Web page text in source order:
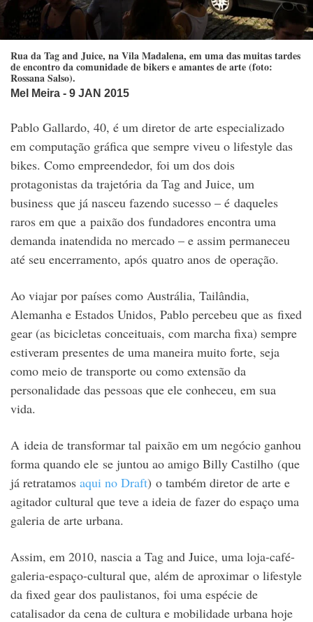
Rua da Tag and Juice, na Vila Madalena, em uma das muitas tardes
de encontro da comunidade de bikers e amantes de arte (foto:
Rossana Salso).
Mel Meira - 9 JAN 2015
Pablo Gallardo, 40, é um diretor de arte especializado
em computação gráfica que sempre viveu o lifestyle das
bikes. Como empreendedor, foi um dos dois
protagonistas da trajetória da Tag and Juice, um
business que já nasceu fazendo sucesso – é daqueles
raros em que a paixão dos fundadores encontra uma
demanda inatendida no mercado – e assim permaneceu
até seu encerramento, após quatro anos de operação.
Ao viajar por países como Austrália, Tailândia,
Alemanha e Estados Unidos, Pablo percebeu que as fixed
gear (as bicicletas conceituais, com marcha fixa) sempre
estiveram presentes de uma maneira muito forte, seja
como meio de transporte ou como extensão da
personalidade das pessoas que ele conheceu, em sua
vida.
A ideia de transformar tal paixão em um negócio ganhou
forma quando ele se juntou ao amigo Billy Castilho (que
já retratamos aqui no Draft) o também diretor de arte e
agitador cultural que teve a ideia de fazer do espaço uma
galeria de arte urbana.
Assim, em 2010, nascia a Tag and Juice, uma loja-café-
galeria-espaço-cultural que, além de aproximar o lifestyle
da fixed gear dos paulistanos, foi uma espécie de
catalisador da cena de cultura e mobilidade urbana hoje